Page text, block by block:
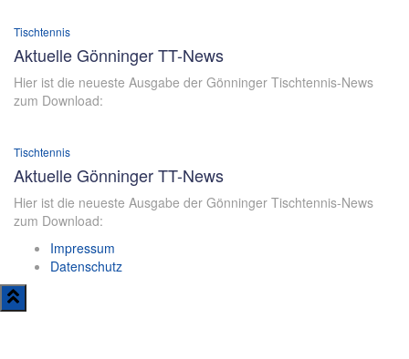
Tischtennis
Aktuelle Gönninger TT-News
Hier ist die neueste Ausgabe der Gönninger Tischtennis-News
zum Download:
Tischtennis
Aktuelle Gönninger TT-News
Hier ist die neueste Ausgabe der Gönninger Tischtennis-News
zum Download:
Impressum
Datenschutz